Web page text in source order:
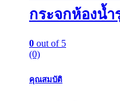
กระจกห้องน้ำ
0 out of 5
(0)
คุณสมบัติ